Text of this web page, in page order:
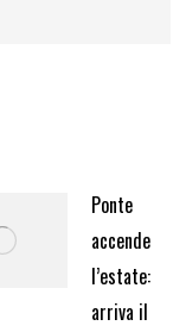
Ponte
accende
l’estate:
arriva il